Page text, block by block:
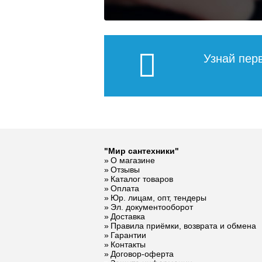
Подробнее
Комплект
Подробнее
ITTBZ.190.300.2000
с решеткой
GRILL.LGA-30-
2000 gold
53 461
Подробнее
43 584
Подробнее
5 917
Подробнее
Узнай
"Мир сантехники"
О магазине
Отзывы
Каталог товаров
Оплата
Юр. лицам, опт, тендеры
Эл. документооборот
Доставка
Правила приёмки, возврата и обмена
Гарантии
Контакты
Договор-оферта